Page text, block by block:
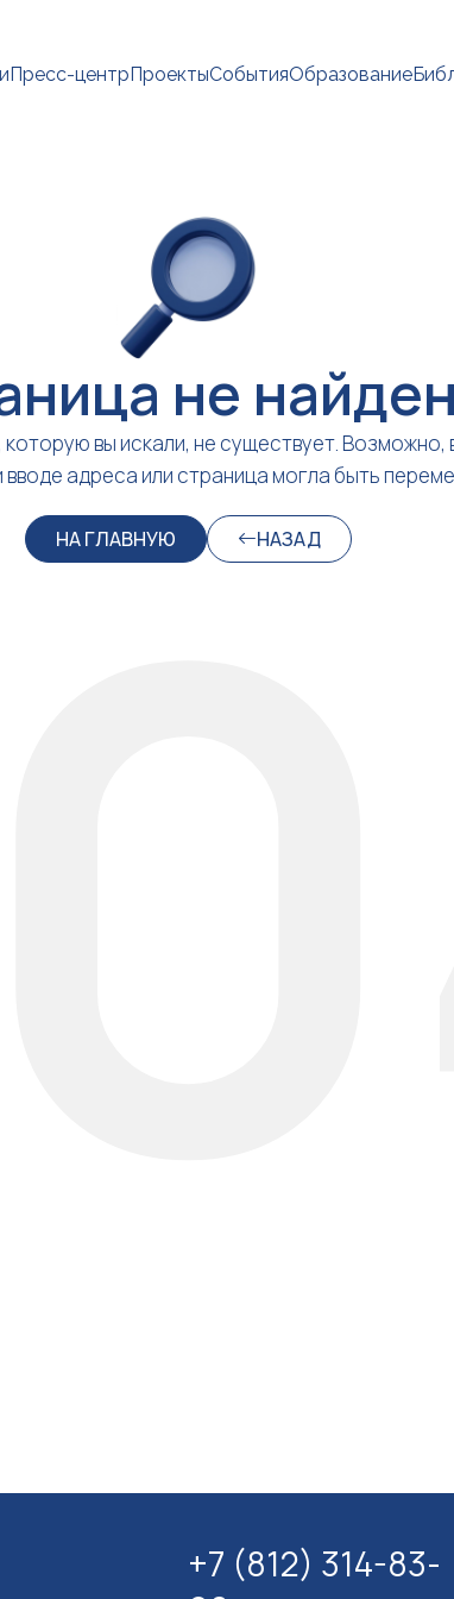
Пресс-центрПроектыСобытияОбразование
не
вы искали, не существует. Возможно,
вводе адреса или страница могла быть
НА ГЛАВНУЮ НАЗАД
+7 (812) 314-83-